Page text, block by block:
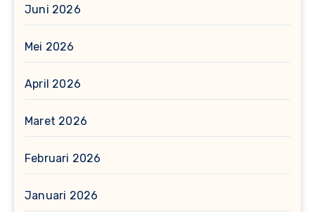
Juni 2026
Mei 2026
April 2026
Maret 2026
Februari 2026
Januari 2026